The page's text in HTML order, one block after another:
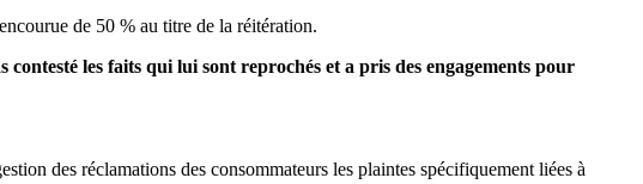
de 50 % au titre de la réitération.
les faits qui lui sont reprochés et a pris des engagements pour
des réclamations des consommateurs les plaintes spécifiquement liées à